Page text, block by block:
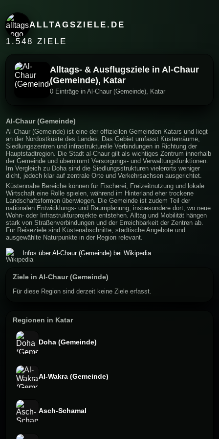
ALLTAGSZIELE.DE
1.548 ZIELE
Alltags- & Ausflugsziele in Al-Chaur
(Gemeinde), Katar
0 Einträge in Al-Chaur (Gemeinde), Katar
Al-Chaur (Gemeinde)
Al-Chaur (Gemeinde) ist eine der offiziellen Gemeinden Katars und liegt
an der Nordostküste des Landes. Das Gebiet umfasst Küstenräume,
Siedlungszentren und infrastrukturelle Verbindungen in Richtung der
Hauptstadtregion. Die Stadt al-Chaur gilt als wichtiges Zentrum innerhalb
der Gemeinde und übernimmt Versorgungs- und Verwaltungsfunktionen.
Im Vergleich zu Doha sind die Siedlungsstrukturen vielerorts weniger
dicht, jedoch klar auf zentrale Orte und Verkehrsachsen ausgerichtet.
Küstennahe Bereiche können für Fischerei, Freizeitnutzung und lokale
Wirtschaft eine Rolle spielen, während im Hinterland eher trockene
Landschaftsformen überwiegen. Die Gemeinde ist zudem Teil der
nationalen Entwicklungs- und Raumplanung, insbesondere dort, wo neue
Wohn- oder Infrastrukturprojekte entstehen. Alltag und Mobilität hängen
stark von Straßenverbindungen und der Erreichbarkeit der Zentren ab.
Für Reiseziele sind Küstenabschnitte, städtische Angebote und
ausgewählte Naturpunkte in der Region relevant.
Infos über Al-Chaur (Gemeinde) bei Wikipedia
Ziele in Al-Chaur (Gemeinde)
Für diese Region sind derzeit keine Ziele erfasst.
Regionen in Katar
Doha (Gemeinde)
Al-Wakra (Gemeinde)
Asch-Schamal